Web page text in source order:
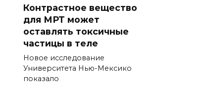
Контрастное вещество
для МРТ может
оставлять токсичные
частицы в теле
Новое исследование
Университета Нью-Мексико
показало